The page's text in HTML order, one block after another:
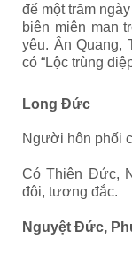
để một trăm
biên miên man
yêu. Ân Quang,
có “Lộc trùng
Long Đức
Người hôn phối
Có Thiên Đức,
đôi, tương đắc.
Nguyệt Đức,